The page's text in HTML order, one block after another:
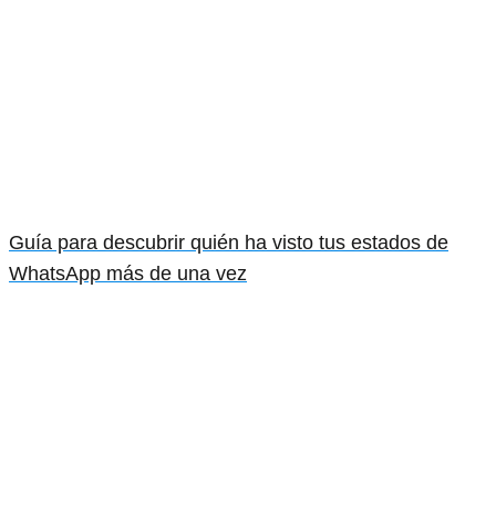
Guía para descubrir quién ha visto tus estados de
WhatsApp más de una vez